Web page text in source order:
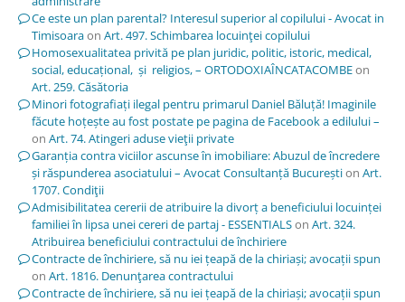
Ce este un plan parental? Interesul superior al copilului - Avocat in
Timisoaraon Art. 497. Schimbarea locuinţei copilului
Homosexualitatea privită pe plan juridic, politic, istoric, medical,
social, educațional, și religios, – ORTODOXIAÎNCATACOMBEon
Art. 259. Căsătoria
Minori fotografiați ilegal pentru primarul Daniel Băluță! Imaginile
făcute hoțește au fost postate pe pagina de Facebook a edilului –
on Art. 74. Atingeri aduse vieţii private
Garanția contra viciilor ascunse în imobiliare: Abuzul de încredere
și răspunderea asociatului – Avocat Consultanță Bucureștion Art.
1707. Condiţii
Admisibilitatea cererii de atribuire la divorț a beneficiului locuinței
familiei în lipsa unei cereri de partaj - ESSENTIALSon Art. 324.
Atribuirea beneficiului contractului de închiriere
Contracte de închiriere, să nu iei țeapă de la chiriași; avocații spun
on Art. 1816. Denunţarea contractului
Contracte de închiriere, să nu iei țeapă de la chiriași; avocații spun